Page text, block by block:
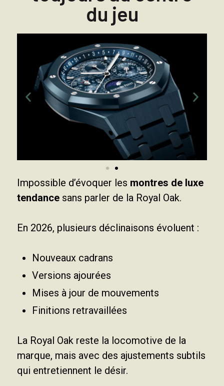
du jeu
Impossible d’évoquer les montres de luxe
tendance sans parler de la Royal Oak.
En 2026, plusieurs déclinaisons évoluent :
Nouveaux cadrans
Versions ajourées
Mises à jour de mouvements
Finitions retravaillées
La Royal Oak reste la locomotive de la
marque, mais avec des ajustements subtils
qui entretiennent le désir.